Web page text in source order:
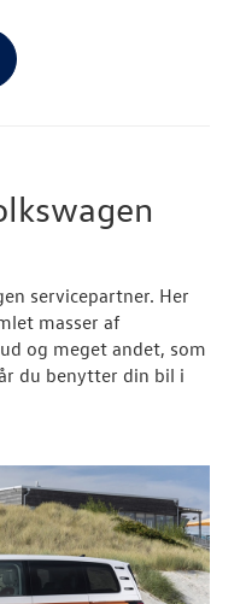
servicepartner. Her
masser af
og meget andet, som
du benytter din bil i